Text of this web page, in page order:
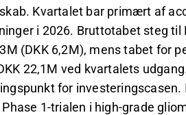
Kvartalet bar primært af
i 2026. Bruttotabet steg til
(DKK 6,2M), mens tabet for
22,1M ved kvartalets
for investeringscasen.
1-trialen i high-grade